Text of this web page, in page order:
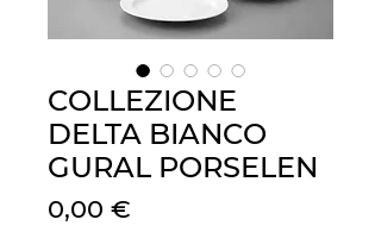
COLLEZIONE
DELTA BIANCO
GURAL PORSELEN
0,00 €